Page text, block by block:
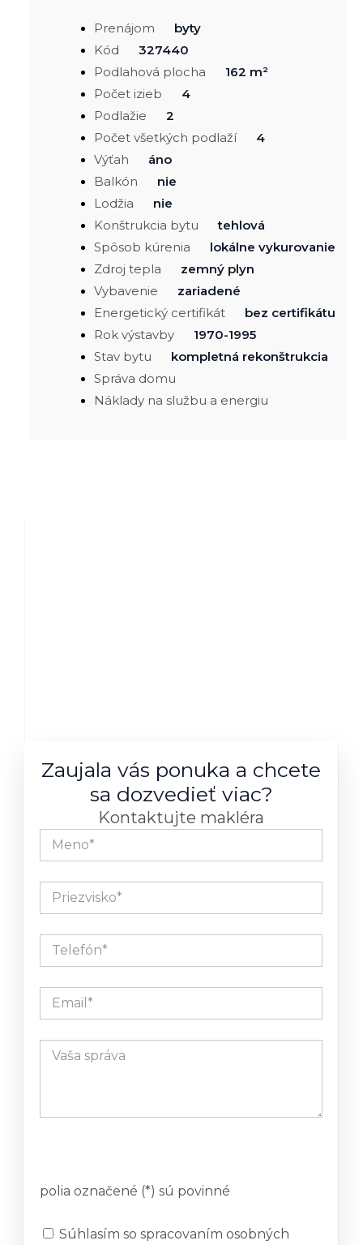
Prenájom
byty
Kód
327440
Podlahová plocha
162 m²
Počet izieb
4
Podlažie
2
Počet všetkých podlaží
4
Výťah
áno
Balkón
nie
Lodžia
nie
Konštrukcia bytu
tehlová
Spôsob kúrenia
lokálne vykurovanie
Zdroj tepla
zemný plyn
Vybavenie
zariadené
Energetický certifikát
bez certifikátu
Rok výstavby
1970-1995
Stav bytu
kompletná rekonštrukcia
Správa domu
Náklady na službu a energiu
Zaujala vás ponuka a chcete
sa dozvedieť viac?
Kontaktujte makléra
polia označené (*) sú povinné
Súhlasím so spracovaním osobných